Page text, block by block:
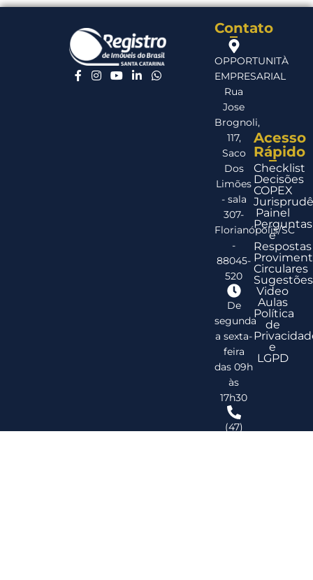
Contato
OPPORTUNITÀ
EMPRESARIAL
Rua
Jose
Brognoli,
117,
Saco
Dos
Limões
- sala
307-
Florianópolis/SC
-
88045-
520
De
segunda
a sexta-
feira
das 09h
às
17h30
(47)
Acesso
Rápido
Checklist
Decisões
COPEX
Painel
Perguntas
e
Respostas
Circulares
Sugestões
Video
Aulas
Política
de
e
LGPD